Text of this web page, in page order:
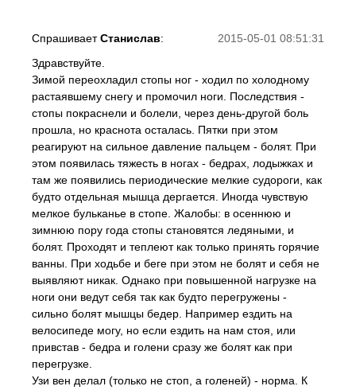
2015-05-01 08:51:31
СпрашиваетСтанислав:
Здравствуйте.
Зимой переохладил стопы ног - ходил по холодному
растаявшему снегу и промочил ноги. Последствия -
стопы покраснели и болели, через день-другой боль
прошла, но краснота осталась. Пятки при этом
реагируют на сильное давление пальцем - болят. При
этом появилась тяжесть в ногах - бедрах, лодыжках и
там же появились периодические мелкие судороги, как
будто отдельная мышца дергается. Иногда чувствую
мелкое бульканье в стопе. Жалобы: в осеннюю и
зимнюю пору года стопы становятся ледяными, и
болят. Проходят и теплеют как только принять горячие
ванны. При ходьбе и беге при этом не болят и себя не
выявляют никак. Однако при повышенной нагрузке на
ноги они ведут себя так как будто перегружены -
сильно болят мышцы бедер. Например ездить на
велосипеде могу, но если ездить на нам стоя, или
привстав - бедра и голени сразу же болят как при
перегрузке.
Узи вен делал (только не стоп, а голеней) - норма. К